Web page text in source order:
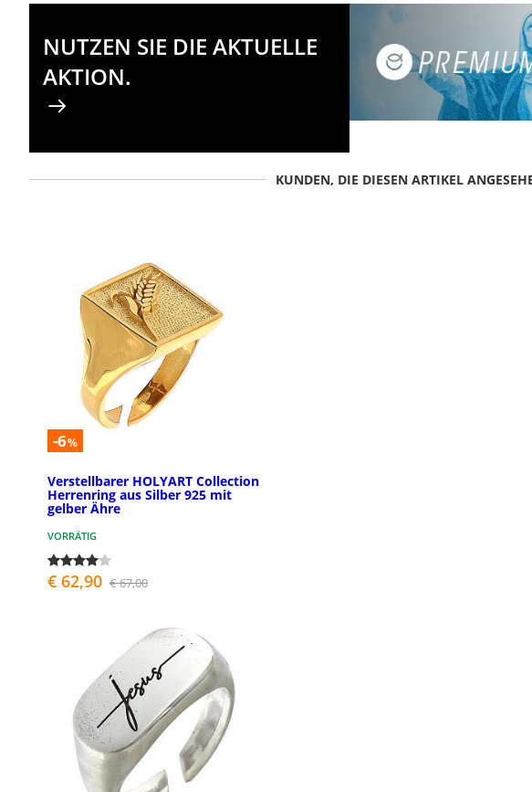
NUTZEN SIE DIE AKTUELLE
AKTION.
KUNDEN, DIE DIESEN ARTIKEL
-6%
Verstellbarer HOLYART Collection
Herrenring aus Silber 925 mit
gelber Ähre
VORRÄTIG
€ 62,90 € 67,00